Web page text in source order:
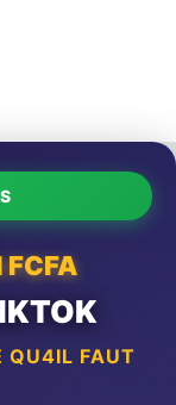
QU4IL FAUT